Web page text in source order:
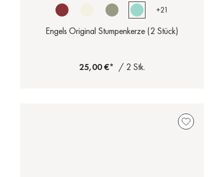
+21
Engels Original Stumpenkerze (2 Stück)
25,00 €* / 2 Stk.